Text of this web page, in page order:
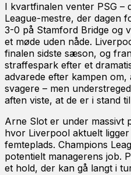
I kvartfinalen venter PSG –
League-mestre, der dagen
3-0 på Stamford Bridge og
et møde uden nåde.
finalen sidste sæson, og
straffespark efter et
advarede efter kampen om,
svagere – men
aften viste, at de er i stand
Arne Slot er under massivt
hvor Liverpool aktuelt
femteplads. Champions
potentielt managerens job.
et hold, der kan gå langt i